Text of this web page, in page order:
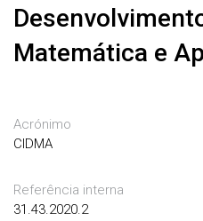
Matemática e
Acrónimo
CIDMA
Referência interna
31.43.2020.2